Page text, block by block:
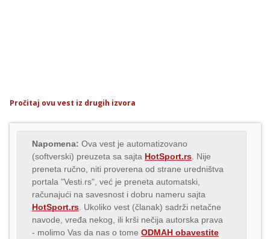
Pročitaj ovu vest iz drugih izvora
Napomena: Ova vest je automatizovano
(softverski) preuzeta sa sajta HotSport.rs . Nije
preneta ručno, niti proverena od strane uredništva
portala "Vesti.rs", već je preneta automatski,
računajući na savesnost i dobru nameru sajta
HotSport.rs . Ukoliko vest (članak) sadrži netačne
navode, vređa nekog, ili krši nečija autorska prava
- molimo Vas da nas o tome ODMAH obavestite